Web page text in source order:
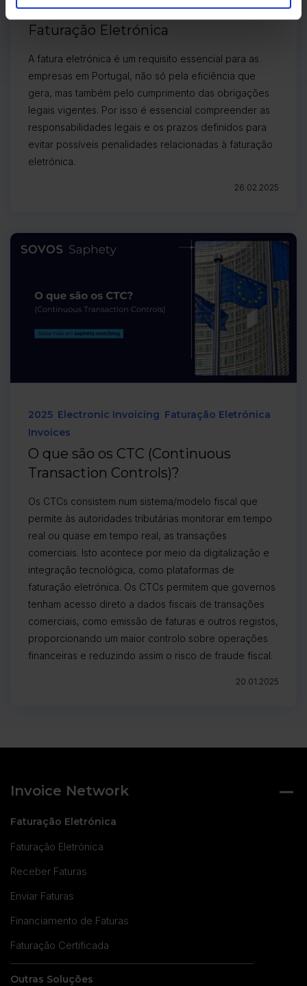
evitar penalidades relacionadas à
Faturação Eletrónica
A fatura eletrónica é um requisito essencial para as
empresas em Portugal, não só pela eficiência que
gera, mas também pelo cumprimento das obrigações
legais vigentes. Por isso é essencial compreender as
responsabilidades legais e os prazos definidos para
evitar possíveis penalidades relacionadas à faturação
eletrónica.
26.02.2025
2025 Electronic Invoicing Faturação Eletrónica
Invoices
O que são os CTC (Continuous
Transaction Controls)?
Os CTCs consistem num sistema/modelo fiscal que
permite às autoridades tributárias monitorar em tempo
real ou quase em tempo real, as transações
comerciais. Isto acontece por meio da digitalização e
integração tecnológica, como plataformas de
faturação eletrónica. Os CTCs permitem que governos
tenham acesso direto a dados fiscais de transações
comerciais, como emissão de faturas e outros registos,
proporcionando um maior controlo sobre operações
financeiras e reduzindo assim o risco de fraude fiscal.
20.01.2025
Invoice Network
Faturação Eletrónica
Faturação Eletrónica
Receber Faturas
Enviar Faturas
Financiamento de Faturas
Faturação Certificada
Outras Soluções